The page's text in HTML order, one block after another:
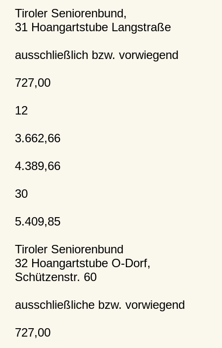
Tiroler Seniorenbund,
31 Hoangartstube Langstraße
ausschließlich bzw. vorwiegend
727,00
12
3.662,66
4.389,66
30
5.409,85
Tiroler Seniorenbund
32 Hoangartstube O-Dorf,
Schützenstr. 60
ausschließliche bzw. vorwiegend
727,00